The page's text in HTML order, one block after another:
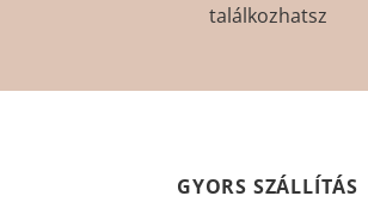
találkozhatsz
GYORS SZÁLLÍTÁS